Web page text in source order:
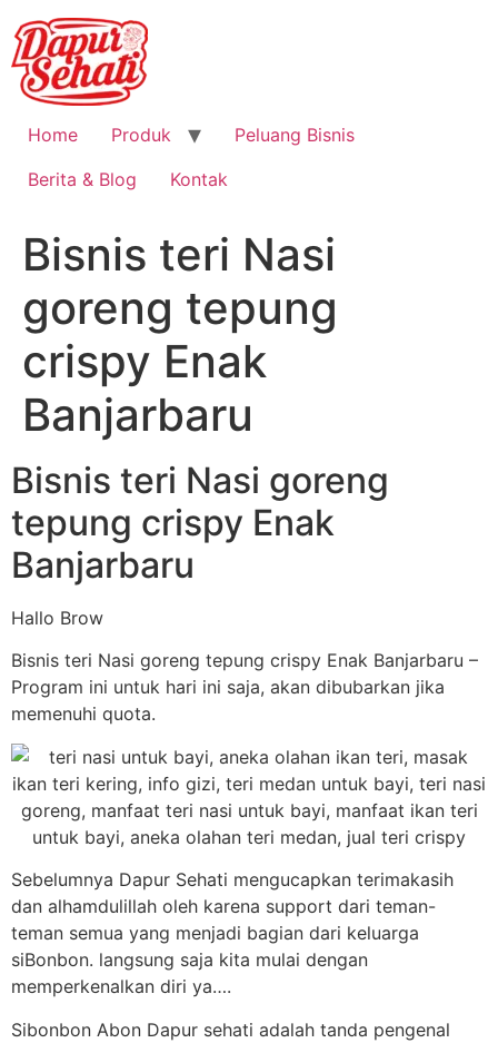
Home Produk
Peluang Bisnis
Berita & Blog
Kontak
Bisnis teri Nasi
goreng tepung
crispy Enak
Banjarbaru
Bisnis teri Nasi goreng
tepung crispy Enak
Banjarbaru
Hallo Brow
Bisnis teri Nasi goreng tepung crispy Enak Banjarbaru –
Program ini untuk hari ini saja, akan dibubarkan jika
memenuhi quota.
Sebelumnya Dapur Sehati mengucapkan terimakasih
dan alhamdulillah oleh karena support dari teman-
teman semua yang menjadi bagian dari keluarga
siBonbon. langsung saja kita mulai dengan
memperkenalkan diri ya….
Sibonbon Abon Dapur sehati adalah tanda pengenal